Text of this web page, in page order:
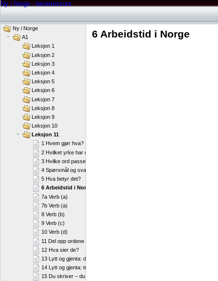
Ny i Norge - lærerressurs
6 Arbeidstid i Norge
Ny i Norge
-
A1
Leksjon 1
Leksjon 2
Leksjon 3
Leksjon 4
Leksjon 5
Leksjon 6
Leksjon 7
Leksjon 8
Leksjon 9
Leksjon 10
-
Leksjon 11
1 Hvem gjør hva?
2 Hvilket yrke har de?
3 Hvilke ord passer til yrkene?
4 Spørsmål og svar
5 Hva betyr det?
6 Arbeidstid i Norge
7a Verb (a)
7b Verb (a)
8 Verb (b)
9 Verb (c)
10 Verb (d)
11 Del opp ordene
12 Hva sier de?
13 Lytt og gjenta: diftonger
14 Lytt og gjenta: trykk
15 Du skriver – du sier